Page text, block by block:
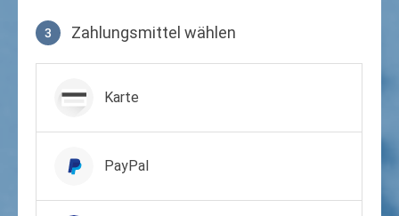
3 Zahlungsmittel wählen
Karte
PayPal